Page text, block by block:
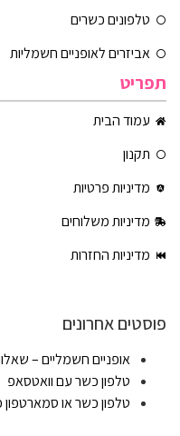
טלפונים כשרים
אביזרים לאופניים חשמליות
תפריט
עמוד הבית
תקנון
מדיניות פרטיות
מדיניות משלוחים
מדיניות החזרות
פוסטים אחרונים
אופניים חשמליים –
טלפון כשר עם וואטסאפ
טלפון כשר או